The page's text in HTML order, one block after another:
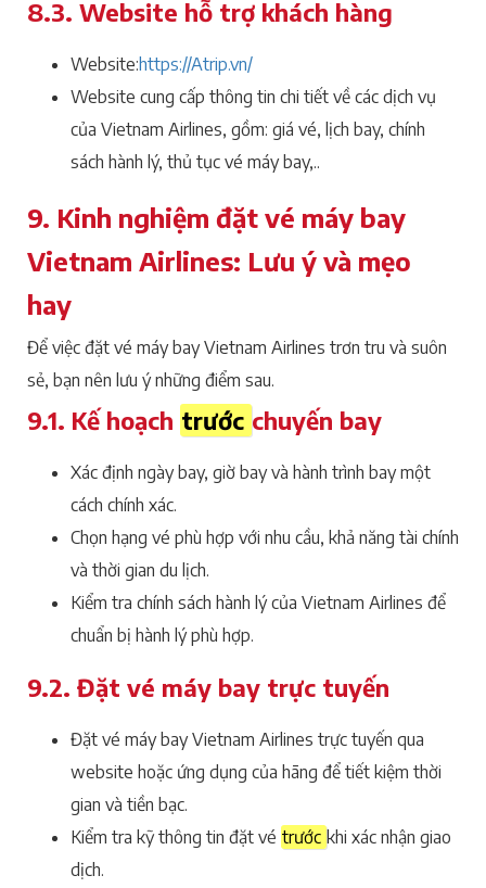
8.3. Website hỗ trợ khách hàng
Website:https://Atrip.vn/
Website cung cấp thông tin chi tiết về các dịch vụ
của Vietnam Airlines, gồm: giá vé, lịch bay, chính
sách hành lý, thủ tục vé máy bay,..
9. Kinh nghiệm đặt vé máy bay
Vietnam Airlines: Lưu ý và mẹo
hay
Để việc đặt vé máy bay Vietnam Airlines trơn tru và suôn
sẻ, bạn nên lưu ý những điểm sau.
9.1. Kế hoạch trước chuyến bay
Xác định ngày bay, giờ bay và hành trình bay một
cách chính xác.
Chọn hạng vé phù hợp với nhu cầu, khả năng tài chính
và thời gian du lịch.
Kiểm tra chính sách hành lý của Vietnam Airlines để
chuẩn bị hành lý phù hợp.
9.2. Đặt vé máy bay trực tuyến
Đặt vé máy bay Vietnam Airlines trực tuyến qua
website hoặc ứng dụng của hãng để tiết kiệm thời
gian và tiền bạc.
Kiểm tra kỹ thông tin đặt vé trước khi xác nhận giao
dịch.